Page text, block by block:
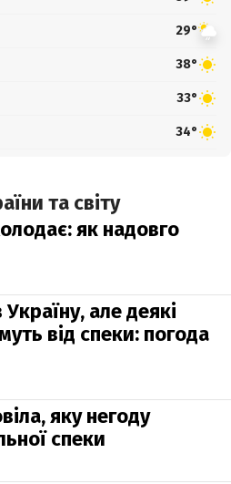
29°
38°
33°
34°
та світу
як надовго
але деякі
від спеки: погода
яку негоду
спеки